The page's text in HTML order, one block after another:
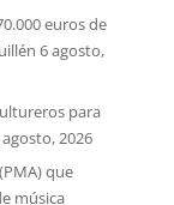
euros de
6 agosto,
para
2026
que
música